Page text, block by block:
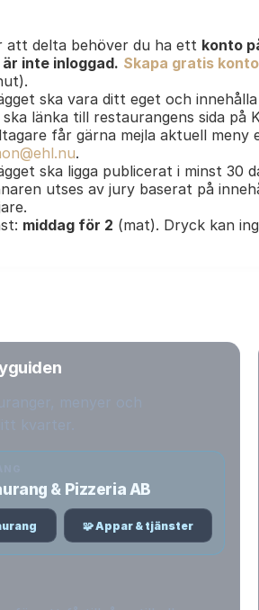
att delta behöver du ha ett konto
är inte inloggad. Skapa gratis
ska vara ditt eget och
ska länka till restaurangens sida på
får gärna mejla aktuell
.
ska ligga publicerat i minst 30
utses av jury baserat på
middag för 2 (mat). Dryck kan
& Pizzeria AB
🧩 Appar & tjänster